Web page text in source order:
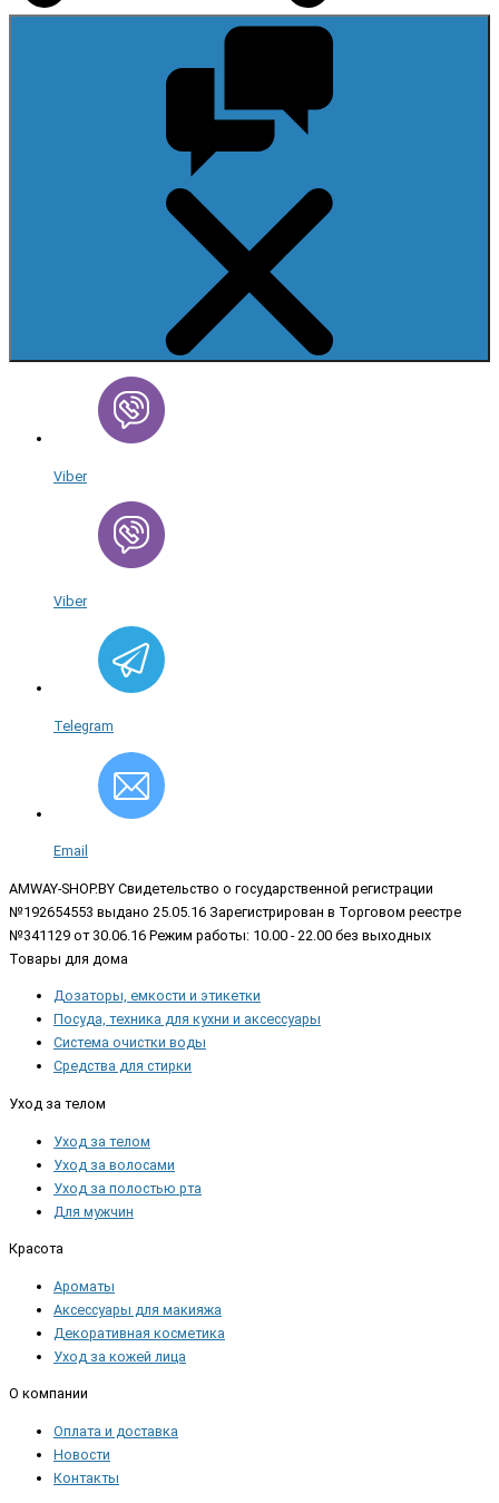
Viber
Viber
Telegram
Email
AMWAY-SHOP.BY Свидетельство о государственной регистрации
№192654553 выдано 25.05.16 Зарегистрирован в Торговом реестре
№341129 от 30.06.16 Режим работы: 10.00 - 22.00 без выходных
Товары для дома
Дозаторы, емкости и этикетки
Посуда, техника для кухни и аксессуары
Система очистки воды
Средства для стирки
Уход за телом
Уход за телом
Уход за волосами
Уход за полостью рта
Для мужчин
Красота
Ароматы
Аксессуары для макияжа
Декоративная косметика
Уход за кожей лица
О компании
Оплата и доставка
Новости
Контакты